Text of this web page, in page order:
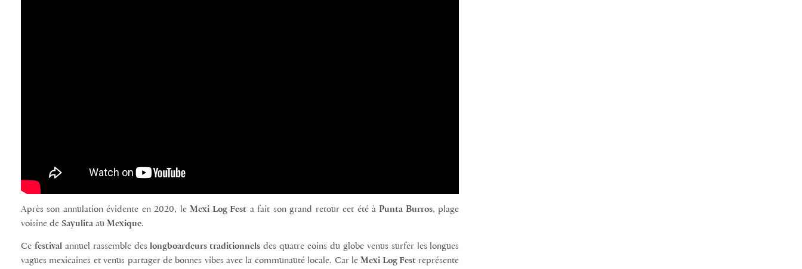
Après son annulation évidente en 2020, leMexi Log Fest a fait son grand retour cet été à Punta Burros, plage
voisine de Sayulita au Mexique.
Ce festivalannuel rassemble deslongboardeurs traditionnels des quatre coins du globe venus surfer les longues
vagues mexicaines et venus partager de bonnes vibes avec la communauté locale. Car leMexi Log Fest représente